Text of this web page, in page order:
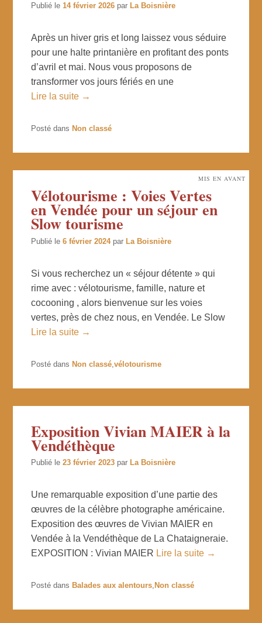
Publié le 14 février 2026 par La Boisnière
Après un hiver gris et long laissez vous séduire
pour une halte printanière en profitant des ponts
d’avril et mai. Nous vous proposons de
transformer vos jours fériés en une
Lire la suite →
Posté dans Non classé
Vélotourisme : Voies Vertes
en Vendée pour un séjour en
Slow tourisme
MIS EN AVANT
Publié le6 février 2024 parLa Boisnière
Si vous recherchez un « séjour détente » qui
rime avec : vélotourisme, famille, nature et
cocooning , alors bienvenue sur les voies
vertes, près de chez nous, en Vendée. Le Slow
Lire la suite →
Posté dans Non classé ,vélotourisme
Exposition Vivian MAIER à la
Vendéthèque
Publié le23 février 2023 par La Boisnière
Une remarquable exposition d’une partie des
œuvres de la célèbre photographe américaine.
Exposition des œuvres de Vivian MAIER en
Vendée à la Vendéthèque de La Chataigneraie.
EXPOSITION : Vivian MAIER Lire la suite →
Posté dans Balades aux alentours, Non classé